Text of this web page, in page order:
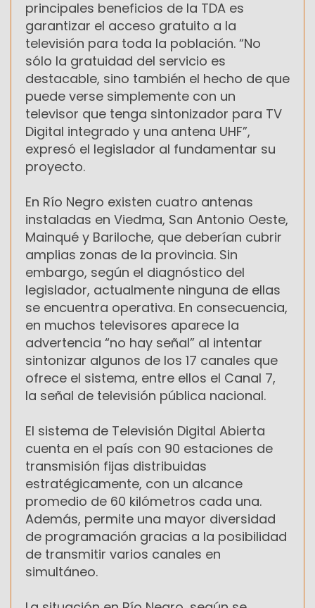
principales beneficios de la TDA es
garantizar el acceso gratuito a la
televisión para toda la población. “No
sólo la gratuidad del servicio es
destacable, sino también el hecho de que
puede verse simplemente con un
televisor que tenga sintonizador para TV
Digital integrado y una antena UHF”,
expresó el legislador al fundamentar su
proyecto.
En Río Negro existen cuatro antenas
instaladas en Viedma, San Antonio Oeste,
Mainqué y Bariloche, que deberían cubrir
amplias zonas de la provincia. Sin
embargo, según el diagnóstico del
legislador, actualmente ninguna de ellas
se encuentra operativa. En consecuencia,
en muchos televisores aparece la
advertencia “no hay señal” al intentar
sintonizar algunos de los 17 canales que
ofrece el sistema, entre ellos el Canal 7,
la señal de televisión pública nacional.
El sistema de Televisión Digital Abierta
cuenta en el país con 90 estaciones de
transmisión fijas distribuidas
estratégicamente, con un alcance
promedio de 60 kilómetros cada una.
Además, permite una mayor diversidad
de programación gracias a la posibilidad
de transmitir varios canales en
simultáneo.